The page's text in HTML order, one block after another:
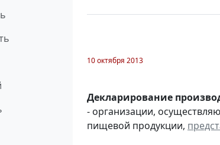
10 октября 2013
Декларирование
- организации,
пищевой продукции,